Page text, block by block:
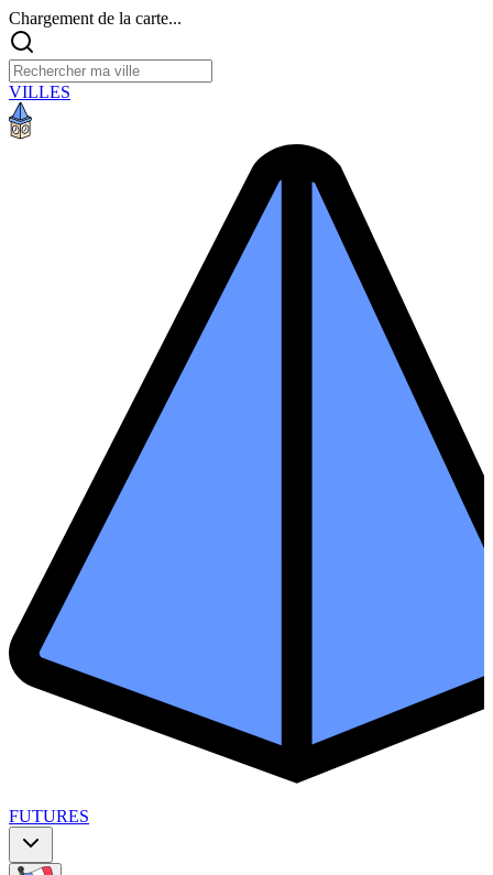
Chargement de la carte...
VILLES
FUTURES